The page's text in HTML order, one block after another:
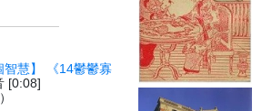
智慧】 《14鬱鬱寡
[0:08]